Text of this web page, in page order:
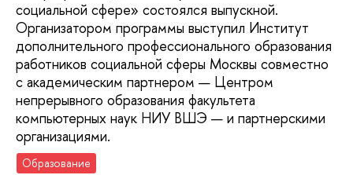
социальной сфере» состоялся выпускной.
Организатором программы выступил Институт
дополнительного профессионального образования
работников социальной сферы Москвы совместно
с академическим партнером — Центром
непрерывного образования факультета
компьютерных наук НИУ ВШЭ — и партнерскими
организациями.
Образование